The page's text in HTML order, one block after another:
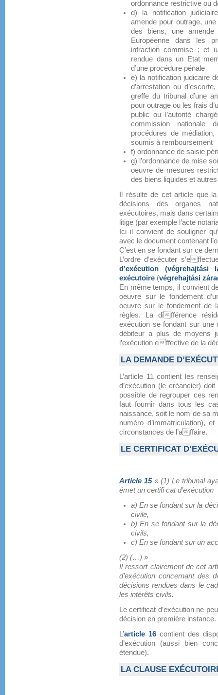
ordonnance restrictive ou
d) la notification
amende pour outrage,
des biens, une
Européenne dans les
infraction commise ; et
rendue dans un Etat
d’une procédure pénale
e) la notification judicaire
d’arrestation ou
greffe du tribunal d’une
pour outrage ou les frais
public ou l’autorité
commission nationale
procédures de
soumis à remboursement
f) ordonnance de saisie
g) l’ordonnance de mise
oeuvre de mesures
des biens liquides et
Il résulte de cet article que
décisions des organes
exécutoires, mais dans
litige (par exemple l’acte
Ici il convient de souligner
avec le document contenant
C’est en se fondant sur ce
L’ordre d’exécuter s’e
d’exécution (végrehajtási
exécutoire (végrehajtási
En même temps, il convient
oeuvre sur le fondement
oeuvre sur le fondement de
règles. La différence
exécution se fondant sur une
débiteur a plus de moyens
l’exécution effective de la
LA DEMANDE
L’article 11 contient les
d’exécution (le créancier)
possible de regrouper ces
faut fournir dans tous les
naissance, soit le nom de sa
numéro d’immatriculation),
circonstances de l’affaire.
LE CERTIFICAT
Article 15« (1) Le tribunal
émet un certifi cat d’exécution
a) En se fondant sur la
civile,
b) En se fondant sur la
civils,
c) En se fondant sur un
(2) (…) »
Il ressort clairement de cet
d’exécution concernant des
décisions rendues dans le
les intérêts civils.
Le certificat d’exécution ne
décision en première instance.
L’article 16 contient des
d’exécution (aussi bien
étendue).
LA CLAUSE